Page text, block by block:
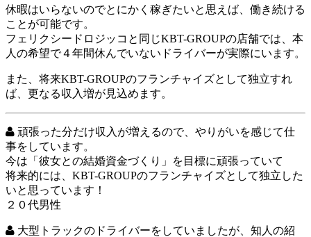
休暇はいらないのでとにかく稼ぎたいと思えば、働き続ける
ことが可能です。
フェリクシードロジッコと同じKBT-GROUPの店舗では、本
人の希望で４年間休んでいないドライバーが実際にいます。
また、将来KBT-GROUPのフランチャイズとして独立すれ
ば、更なる収入増が見込めます。
頑張った分だけ収入が増えるので、やりがいを感じて仕
事をしています。
今は「彼女との結婚資金づくり」を目標に頑張っていて
将来的には、KBT-GROUPのフランチャイズとして独立した
いと思っています！
２０代男性
大型トラックのドライバーをしていましたが、知人の紹